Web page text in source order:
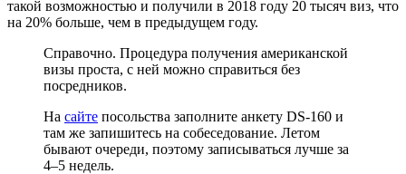
такой возможностью и получили в 2018 году 20 тысяч виз, что
на 20% больше, чем в предыдущем году.
Справочно. Процедура получения американской
визы проста, с ней можно справиться без
посредников.
На сайте посольства заполните анкету DS-160 и
там же запишитесь на собеседование. Летом
бывают очереди, поэтому записываться лучше за
4–5 недель.